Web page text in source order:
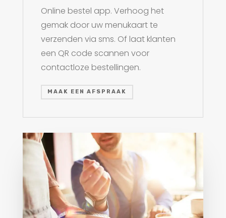
Online bestel app. Verhoog het
gemak door uw menukaart te
verzenden via sms. Of laat klanten
een QR code scannen voor
contactloze bestellingen.
MAAK EEN AFSPRAAK